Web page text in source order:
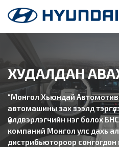
ХУДАЛДАН АВАХ
“Монгол Хьюндай
автомашины зах зээлд
үйлдвэрлэгчийн нэг болох
компаний Монгол улс дахь
дистрибьютороор сонгогдон